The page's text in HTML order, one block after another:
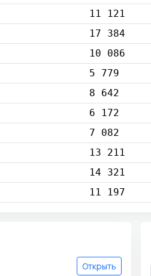
11 121
17 384
10 086
5 779
8 642
6 172
7 082
13 211
14 321
11 197
Открыть